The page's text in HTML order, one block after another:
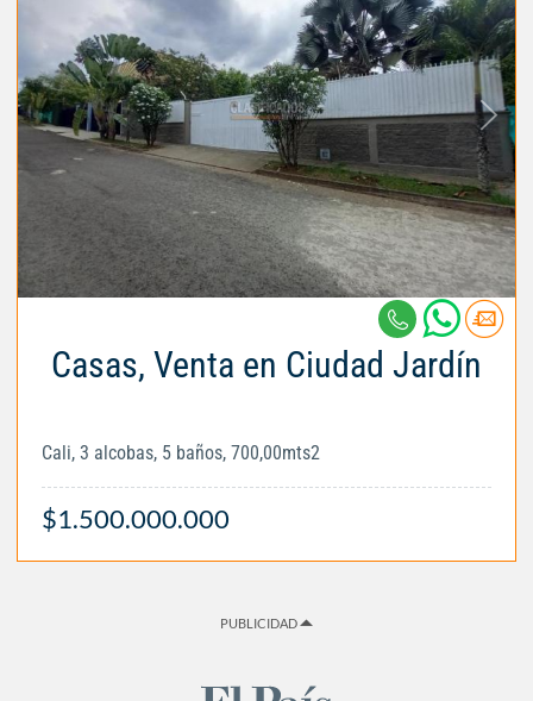
Casas, Venta en Ciudad Jardín
Cali, 3 alcobas, 5 baños, 700,00mts2
$1.500.000.000
PUBLICIDAD